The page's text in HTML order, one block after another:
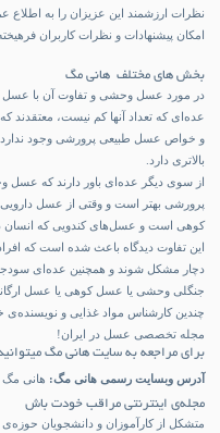
نظرات ارزشمند این عزیزان را به
امکان پیشنهادات و نظرات کاربران
بخش های مختلف هانی مگ
در مورد عسل وحشی و تفاوت آن با عسل
عده‌ای که تعداد آنها کم نیست،
و خواص عسل طبیعی پرورشی وجود
بالاتری دارد.
از سوی دیگر عده‌ای باور دارند که
پرورشی بهتر است و وقتی از عسل
کوهی است و عسل‌های کندویی که انسان
این تفاوت دیدگاه باعث شده است که
دچار مشکل شوند و همچنین عده‌ای سودجو
جنگلی وحشی یا عسل کوهی یا عسل
چندین کارشناس مواد غذایی و نویسنده‌ی
مجله تخصصی عسل در ایران!
برای مراجعه به سایت هانی مگ
آدرس وبسایت رسمی هانی مگ: هانی مگ
مجله‌ی اینترنتی مراقب خودت باش
متشکل از کارآموزان و دانشجویان